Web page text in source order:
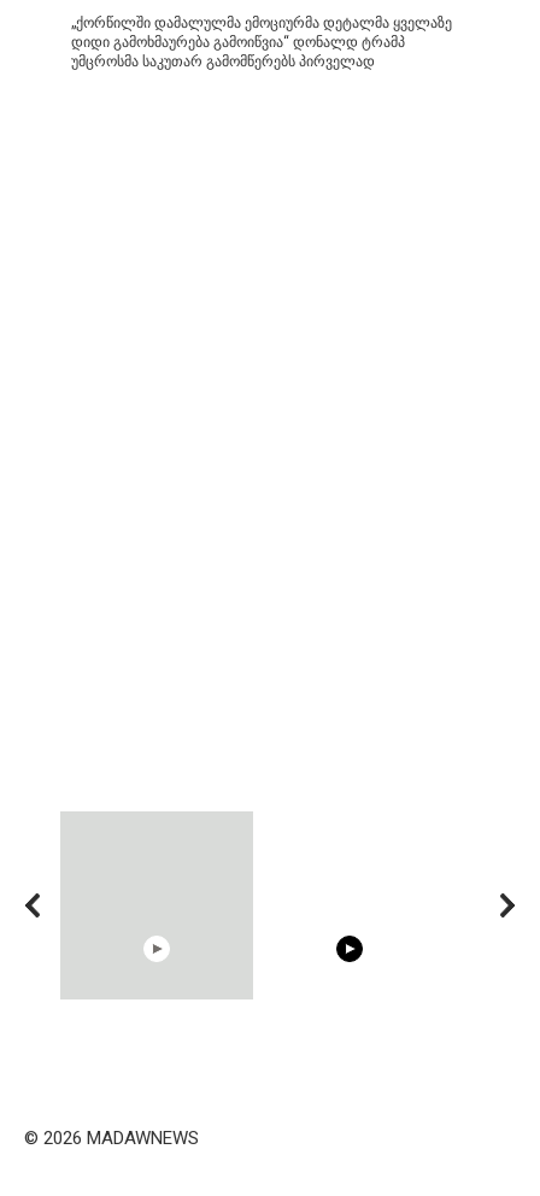
„ქორწილში დამალულმა ემოციურმა დეტალმა ყველაზე
დიდი გამოხმაურება გამოიწვია“ დონალდ ტრამპ
უმცროსმა საკუთარ გამომწერებს პირველად
© 2026 MADAWNEWS